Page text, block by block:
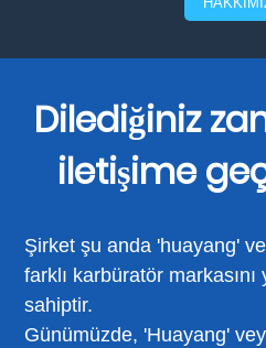
Dilediğiniz
iletişime
Şirket şu anda 'huayang'
farklı karbüratör
sahiptir.
Günümüzde, 'Huayang'